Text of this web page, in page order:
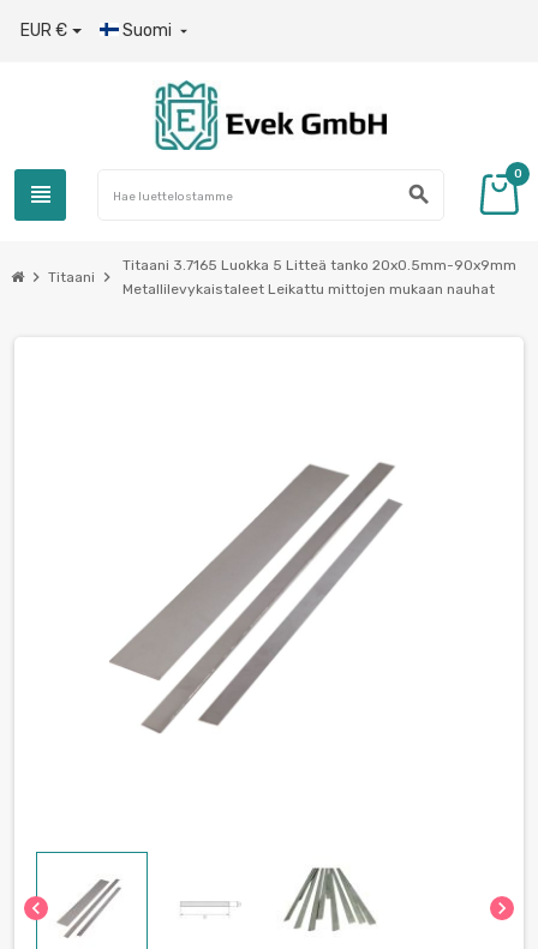
EUR € Suomi 
view_headline search
0
chevron_right Titaani chevron_right
Titaani 3.7165 Luokka 5 Litteä tanko 20x0.5mm-90x9mm
Metallilevykaistaleet Leikattu mittojen mukaan nauhat
chevron_left chevron_right